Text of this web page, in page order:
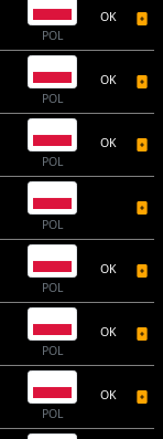
POL
OK
POL
OK
POL
OK
POL
POL
OK
POL
OK
POL
OK